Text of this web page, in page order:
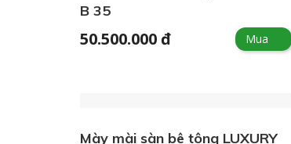
B 35
50.500.000 đ Mua
Mày mài sàn bê tông LUXURY